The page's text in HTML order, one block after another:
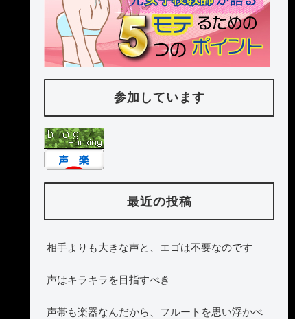
参加しています
最近の投稿
相手よりも大きな声と、エゴは不要なのです
声はキラキラを目指すべき
声帯も楽器なんだから、フルートを思い浮かべ